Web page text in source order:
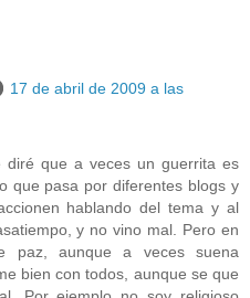
17 de abril de 2009 a las
diré que a veces un guerrita es
que pasa por diferentes blogs y
hablando del tema y al
y no vino mal. Pero en
paz, aunque a veces suena
bien con todos, aunque se que